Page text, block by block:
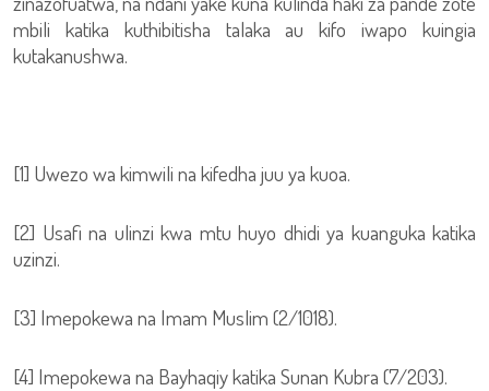
mbili katika kuthibitisha talaka au kifo iwapo kuingia
kutakanushwa.
[1] Uwezo wa kimwili na kifedha juu ya kuoa.
[2] Usafi na ulinzi kwa mtu huyo dhidi ya kuanguka katika
uzinzi.
[3] Imepokewa na Imam Muslim (2/1018).
[4] Imepokewa na Bayhaqiy katika Sunan Kubra (7/203).